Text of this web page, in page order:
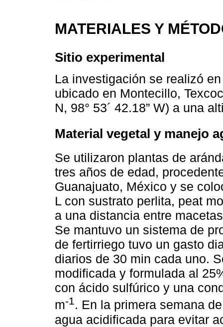
MATERIALES Y
Sitio experimental
La investigación se realizó
ubicado en Montecillo,
N, 98° 53´ 42.18” W) a una
Material vegetal y manejo
Se utilizaron plantas de
tres años de edad,
Guanajuato, México y se
L con sustrato perlita, peat
a una distancia entre
Se mantuvo un sistema de
de fertirriego tuvo un gasto
diarios de 30 min cada uno.
modificada y formulada al
con ácido sulfúrico y una
m-1. En la primera semana
agua acidificada para evitar